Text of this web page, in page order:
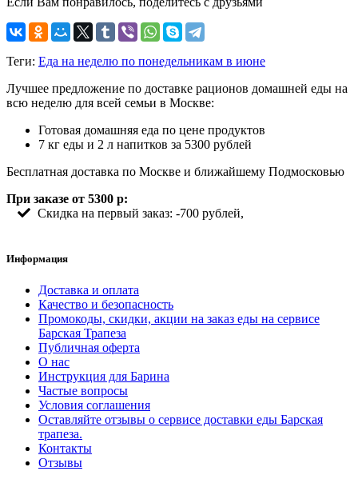
Теги: Еда на неделю по понедельникам в июне
Лучшее предложение по доставке рационов домашней еды на
всю неделю для всей семьи в Москве:
Готовая домашняя еда по цене продуктов
7 кг еды и 2 л напитков за 5300 рублей
Бесплатная доставка по Москве и ближайшему Подмосковью
При заказе от 5300 р:
Скидка на первый заказ: -700 рублей,
Информация
Доставка и оплата
Качество и безопасность
Промокоды, скидки, акции на заказ еды на сервисе
Барская Трапеза
Публичная оферта
О нас
Инструкция для Барина
Частые вопросы
Условия соглашения
Оставляйте отзывы о сервисе доставки еды Барская
трапеза.
Контакты
Отзывы